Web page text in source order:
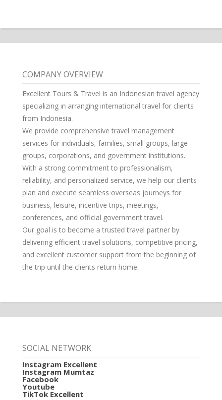
COMPANY OVERVIEW
Excellent Tours & Travel is an Indonesian travel agency
specializing in arranging international travel for clients
from Indonesia.
We provide comprehensive travel management
services for individuals, families, small groups, large
groups, corporations, and government institutions.
With a strong commitment to professionalism,
reliability, and personalized service, we help our clients
plan and execute seamless overseas journeys for
business, leisure, incentive trips, meetings,
conferences, and official government travel.
Our goal is to become a trusted travel partner by
delivering efficient travel solutions, competitive pricing,
and excellent customer support from the beginning of
the trip until the clients return home.
SOCIAL NETWORK
Instagram Excellent
Instagram Mumtaz
Facebook
Youtube
TikTok Excellent